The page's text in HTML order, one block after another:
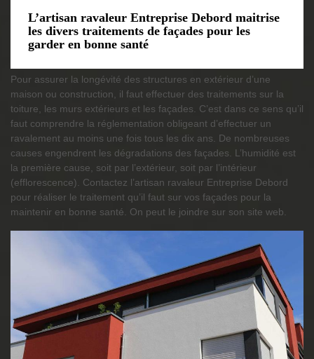
L’artisan ravaleur Entreprise Debord maitrise
les divers traitements de façades pour les
garder en bonne santé
Pour assurer la longévité des structures en extérieur d’une
maison ou construction, il faut effectuer des traitements sur la
toiture, les murs extérieurs et les façades. C’est dans ce sens qu’il
faut comprendre la réglementation obligeant d’effectuer un
ravalement au moins une fois tous les dix ans. De nombreuses
causes engendrent les dégradations des façades. L’humidité est
la première cause, soit par l’extérieur, soit par l’intérieur
(efflorescence). Contactez l’artisan ravaleur Entreprise Debord
pour réaliser le traitement qu’il faut sur vos façades pour la
maintenir en bonne santé. On peut le joindre sur son site web.